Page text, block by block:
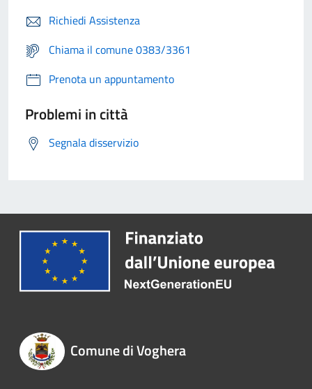
Richiedi Assistenza
Chiama il comune 0383/3361
Prenota un appuntamento
Problemi in città
Segnala disservizio
Comune di Voghera